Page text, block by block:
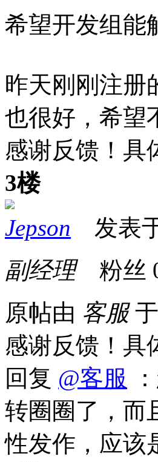
希望开发组能
昨天刚刚注册
也很好，希望
感谢反馈！具
3楼
Jepson 发表
副经理粉丝
原帖由 客服
感谢反馈！具
回复 @客服
转圈圈了，而
性发作，应该